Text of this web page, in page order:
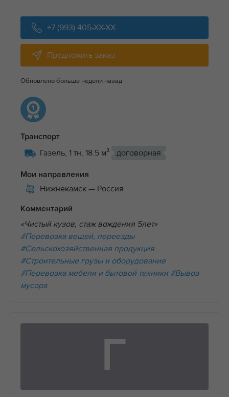
+7 (993) 405-XX-XX
Предложить заказ
Обновлено больше недели назад
Транспорт
Газель, 1 тн, 18.5 м³ договорная
Мои направления
Нижнекамск — Россия
Комментарий
«Чистый кузов, стаж вождения 5лет»
#Перевозка вещей, переезды
#Сельскохозяйственная продукция
#Строительные грузы и оборудование
#Перевозка мебели и бытовой техники #Вывоз
мусора
Г